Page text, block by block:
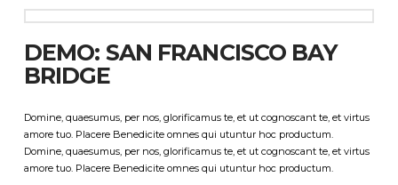
DEMO: SAN FRANCISCO BAY
BRIDGE
Domine, quaesumus, per nos, glorificamus te, et ut cognoscant te, et virtus
amore tuo. Placere Benedicite omnes qui utuntur hoc productum.
Domine, quaesumus, per nos, glorificamus te, et ut cognoscant te, et virtus
amore tuo. Placere Benedicite omnes qui utuntur hoc productum.